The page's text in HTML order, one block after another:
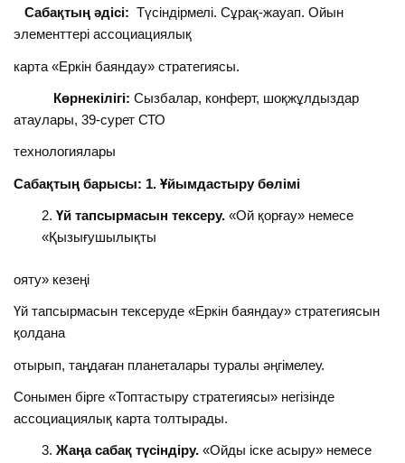
Сабақтың әдісі:Түсіндірмелі. Сұрақ-жауап. Ойын
элементтері ассоциациялық
карта «Еркін баяндау» стратегиясы.
Көрнекілігі:Сызбалар, конферт, шоқжұлдыздар
атаулары, 39-сурет СТО
технологиялары
Сабақтың барысы: 1. Ұйымдастыру бөлімі
Үй тапсырмасын тексеру. «Ой қорғау» немесе
«Қызығушылықты
ояту» кезеңі
Үй тапсырмасын тексеруде «Еркін баяндау» стратегиясын
қолдана
отырып, таңдаған планеталары туралы әңгімелеу.
Сонымен бірге «Топтастыру стратегиясы» негізінде
ассоциациялық карта толтырады.
Жаңа сабақ түсіндіру. «Ойды іске асыру» немесе